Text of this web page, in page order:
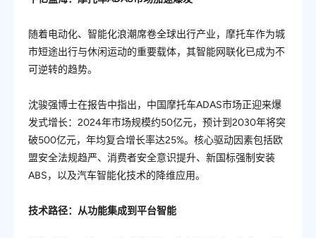
随着电动化、智能化浪潮席卷全球出行产业，摩托车作为城
市短途出行与休闲运动的重要载体，其智能网联化已成为不
可逆转的趋势。
沈骏强博士在报告中指出，中国摩托车ADAS市场正迎来爆
发式增长：2024年市场规模约50亿元，预计到2030年将突
破500亿元，年均复合增长率达25%。核心驱动因素包括欧
盟安全法规趋严、消费者安全意识提升、新国标强制安装
ABS，以及汽车智能化技术的降维应用。
技术路径：从功能集成到平台智能